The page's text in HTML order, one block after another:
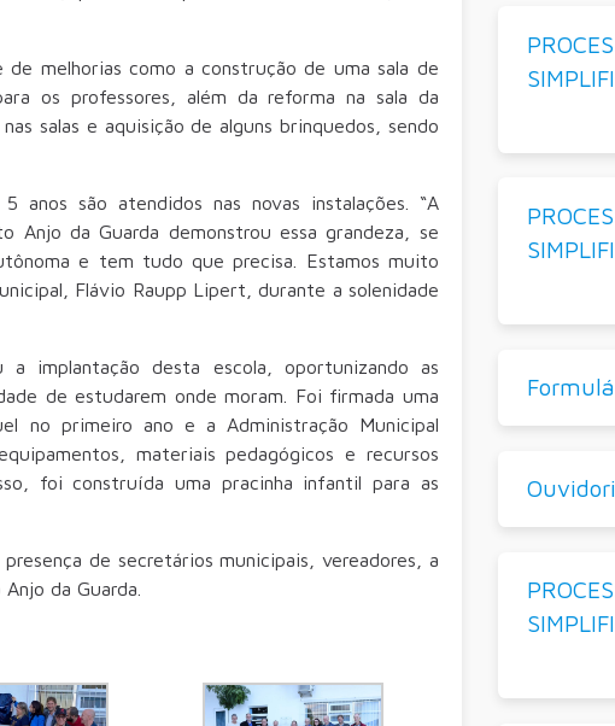
melhorias como a construção de uma sala de
os professores, além da reforma na sala da
salas e aquisição de alguns brinquedos, sendo
são atendidos nas novas instalações. “A
da Guarda demonstrou essa grandeza, se
e tem tudo que precisa. Estamos muito
Flávio Raupp Lipert, durante a solenidade
implantação desta escola, oportunizando as
de estudarem onde moram. Foi firmada uma
no primeiro ano e a Administração Municipal
materiais pedagógicos e recursos
foi construída uma pracinha infantil para as
de secretários municipais, vereadores, a
da Guarda.